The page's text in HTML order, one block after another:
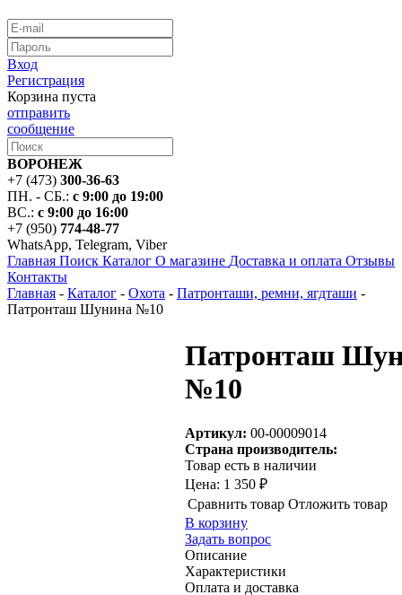
Вход
Регистрация
Корзина пуста
отправить
сообщение
ВОРОНЕЖ
+7 (473) 300-36-63
ПН. - СБ.: с 9:00 до 19:00
ВС.: с 9:00 до 16:00
+7 (950) 774-48-77
WhatsApp, Telegram, Viber
Главная Поиск Каталог О магазине Доставка и оплата Отзывы
Контакты
Главная - Каталог - Охота - Патронташи, ремни, ягдташи -
Патронташ Шунина №10
Патронташ
№10
Артикул: 00-00009014
Страна производитель:
Товар есть в наличии
Цена: 1 350 ₽
Сравнить товар Отложить товар
В корзину
Задать вопрос
Описание
Характеристики
Оплата и доставка